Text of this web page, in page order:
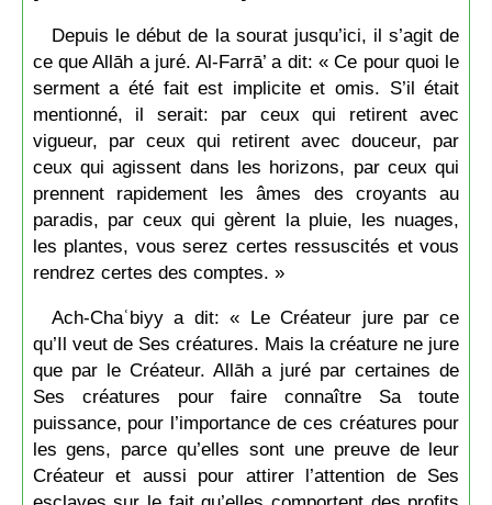
Depuis le début de la sourat jusqu’ici, il s’agit de
ce que Allāh a juré. Al-Farrā’ a dit: « Ce pour quoi le
serment a été fait est implicite et omis. S’il était
mentionné, il serait: par ceux qui retirent avec
vigueur, par ceux qui retirent avec douceur, par
ceux qui agissent dans les horizons, par ceux qui
prennent rapidement les âmes des croyants au
paradis, par ceux qui gèrent la pluie, les nuages,
les plantes, vous serez certes ressuscités et vous
rendrez certes des comptes. »
Ach-Chaʿbiyy a dit: « Le Créateur jure par ce
qu’Il veut de Ses créatures. Mais la créature ne jure
que par le Créateur. Allāh a juré par certaines de
Ses créatures pour faire connaître Sa toute
puissance, pour l’importance de ces créatures pour
les gens, parce qu’elles sont une preuve de leur
Créateur et aussi pour attirer l’attention de Ses